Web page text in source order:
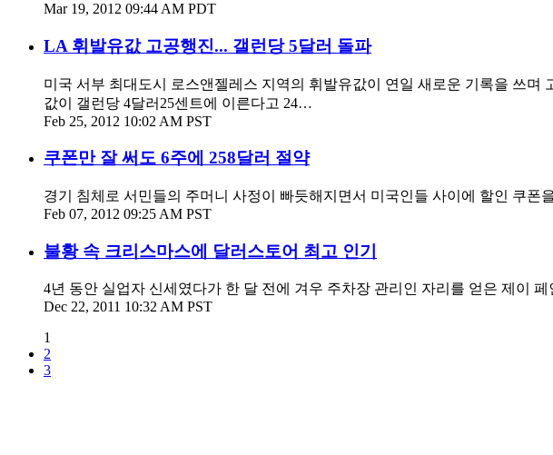
Mar 19, 2012 09:44 AM PDT
LA 휘발유값 고공행진... 갤런당 5달러 돌파
미국 서부 최대도시 로스앤젤레스 지역의 휘발유값이 연일 새로운 기록을 쓰
값이 갤런당 4달러25센트에 이른다고 24…
Feb 25, 2012 10:02 AM PST
쿠폰만 잘 써도 6주에 258달러 절약
경기 침체로 서민들의 주머니 사정이 빠듯해지면서 미국인들 사이에 할인 쿠폰
Feb 07, 2012 09:25 AM PST
불황 속 크리스마스에 달러스토어 최고 인기
4년 동안 실업자 신세였다가 한 달 전에 겨우 주차장 관리인 자리를 얻은 제이
Dec 22, 2011 10:32 AM PST
1
2
3